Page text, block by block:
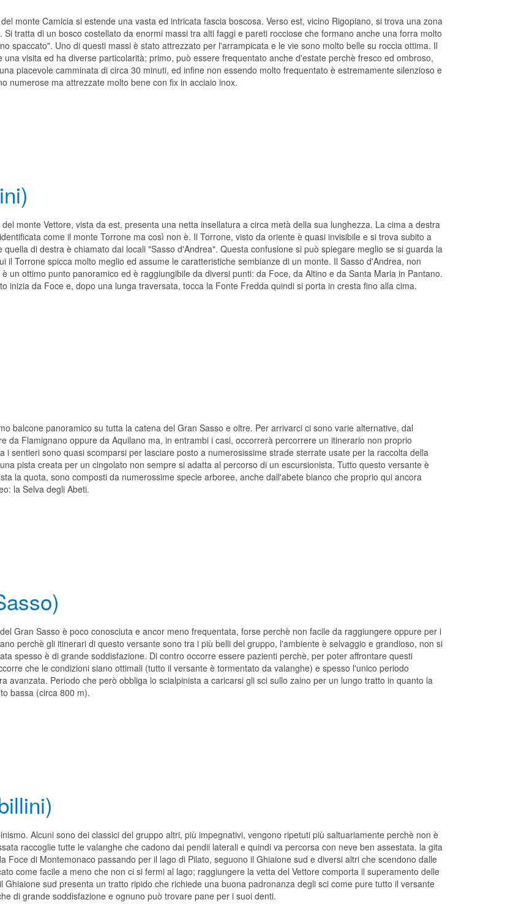
monte Camicia si estende una vasta ed intricata fascia boscosa. Verso est, vicino Rigopiano, si trova una zona
Si tratta di un bosco costellato da enormi massi tra alti faggi e pareti rocciose che formano anche una forra molto
spaccato". Uno di questi massi è stato attrezzato per l'arrampicata e le vie sono molto belle su roccia ottima. Il
una visita ed ha diverse particolarità; primo, può essere frequentato anche d'estate perchè fresco ed ombroso,
piacevole camminata di circa 30 minuti, ed infine non essendo molto frequentato è estremamente silenzioso e
numerose ma attrezzate molto bene con fix in acciaio inox.
monte Vettore, vista da est, presenta una netta insellatura a circa metà della sua lunghezza. La cima a destra
come il monte Torrone ma così non è. Il Torrone, visto da oriente è quasi invisibile e si trova subito a
quella di destra è chiamato dai locali "Sasso d'Andrea". Questa confusione si può spiegare meglio se si guarda la
il Torrone spicca molto meglio ed assume le caratteristiche sembianze di un monte. Il Sasso d'Andrea, non
un ottimo punto panoramico ed è raggiungibile da diversi punti: da Foce, da Altino e da Santa Maria in Pantano.
inizia da Foce e, dopo una lunga traversata, tocca la Fonte Fredda quindi si porta in cresta fino alla cima.
balcone panoramico su tutta la catena del Gran Sasso e oltre. Per arrivarci ci sono varie alternative, dal
da Flamignano oppure da Aquilano ma, in entrambi i casi, occorrerà percorrere un itinerario non proprio
i sentieri sono quasi scomparsi per lasciare posto a numerosissime strade sterrate usate per la raccolta della
pista creata per un cingolato non sempre si adatta al percorso di un escursionista. Tutto questo versante è
la quota, sono composti da numerossime specie arboree, anche dall'abete bianco che proprio qui ancora
la Selva degli Abeti.
Gran Sasso è poco conosciuta e ancor meno frequentata, forse perchè non facile da raggiungere oppure per i
perchè gli itinerari di questo versante sono tra i più belli del gruppo, l'ambiente è selvaggio e grandioso, non si
spesso è di grande soddisfazione. Di contro occorre essere pazienti perchè, per poter affrontare questi
che le condizioni siano ottimali (tutto il versante è tormentato da valanghe) e spesso l'unico periodo
avanzata. Periodo che però obbliga lo scialpinista a caricarsi gli sci sullo zaino per un lungo tratto in quanto la
bassa (circa 800 m).
Alcuni sono dei classici del gruppo altri, più impegnativi, vengono ripetuti più saltuariamente perchè non è
raccoglie tutte le valanghe che cadono dai pendii laterali e quindi va percorsa con neve ben assestata. la gita
Foce di Montemonaco passando per il lago di Pilato, seguono il Ghiaione sud e diversi altri che scendono dalle
come facile a meno che non ci si fermi al lago; raggiungere la vetta del Vettore comporta il superamento delle
sud presenta un tratto ripido che richiede una buona padronanza degli sci come pure tutto il versante
di grande soddisfazione e ognuno può trovare pane per i suoi denti.